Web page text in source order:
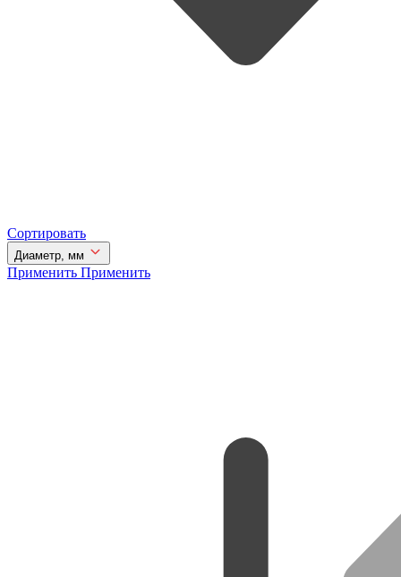
Сортировать
Диаметр, мм
Применить Применить